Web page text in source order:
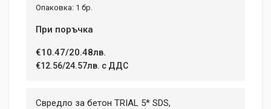
1 бр.
При поръчка
€10.47/20.48лв.
€12.56/24.57лв. с ДДС
Свредло за бетон TRIAL 5* SDS,